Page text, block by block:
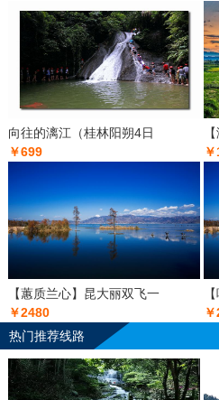
向往的漓江（桂林阳朔4日
￥699
【蕙质兰心】昆大丽双飞一
￥2480
热门推荐线路